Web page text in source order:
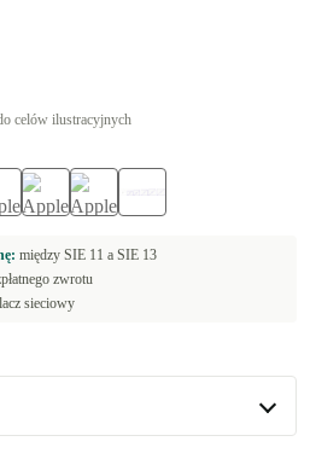
celów ilustracyjnych
między SIE 11 a SIE 13
zwrotu
sieciowy